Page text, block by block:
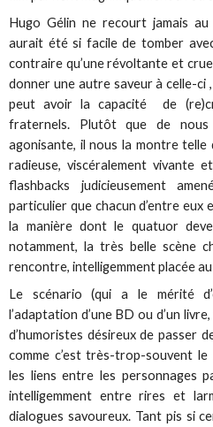
Hugo Gélin ne recourt jamais au
aurait été si facile de tomber
contraire qu’une révoltante et
donner une autre saveur à celle-ci
peut avoir la capacité de
fraternels. Plutôt que de
agonisante, il nous la montre telle
radieuse, viscéralement vivante
flashbacks judicieusement
particulier que chacun d’entre eux
la manière dont le quatuor
notamment, la très belle scène
rencontre, intelligemment placée
Le scénario (qui a le mérité
l’adaptation d’une BD ou d’un
d’humoristes désireux de passer
comme c’est très-trop-souvent le
les liens entre les personnages
intelligemment entre rires et
dialogues savoureux. Tant pis si